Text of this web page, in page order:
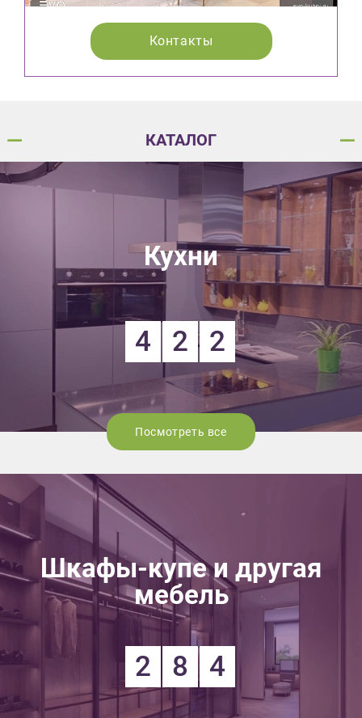
Контакты
КАТАЛОГ
Кухни
4 2 2
Посмотреть все
Шкафы-купе и другая
мебель
2 8 4